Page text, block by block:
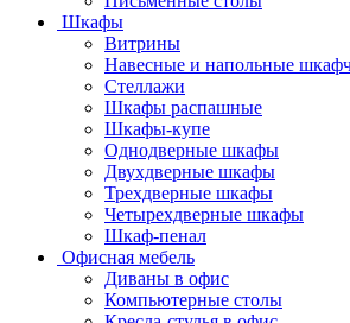
Шкафы
Витрины
Навесные и напольные
Стеллажи
Шкафы распашные
Шкафы-купе
Однодверные шкафы
Двухдверные шкафы
Трехдверные шкафы
Четырехдверные шкафы
Шкаф-пенал
Офисная мебель
Диваны в офис
Компьютерные столы